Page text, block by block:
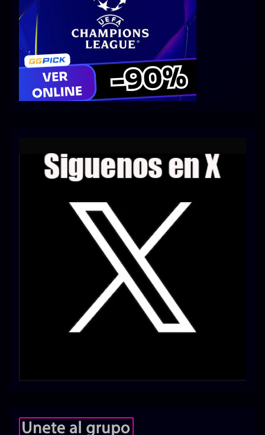
SERIES
Series 1080p Series 4K HDR
Series 720p 2160p 4K SDR
Series 1080p 60 FPS